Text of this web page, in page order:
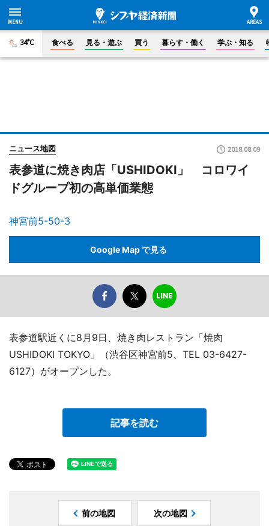
34°C 食べる 見る・遊ぶ 買う 暮らす・働く 学ぶ・知る
ニュース地図 2018.08.09
表参道に焼き肉店「USHIDOKI」 コロワイ
ドグループ初の高単価業態
神宮前5-50-3
Google Map で見る
表参道駅近くに8月9日、焼き肉レストラン「焼肉
USHIDOKI TOKYO」（渋谷区神宮前5、TEL 03-6427-
6127）がオープンした。
記事を読む
前の地図 次の地図